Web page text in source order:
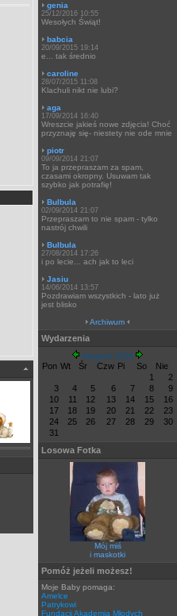
genia
25/12/2016 10:55
Wesołych Świąt!
babcia
20/09/2015 19:14
e... tak średnio
caroline
28/07/2015 11:08
Klachuli nikt nie lubi?
aga
17/09/2014 16:40
Wreszcie jakieś nowe zdjęcia! Choć
przyznaję się- niestety nie ode mnie
piotr
09/09/2014 21:07
To ja przepraszam za spam,
czasami okropny. Usuwam tak
szybko jak potrafię!
Bulbula
02/09/2014 21:07
Przepraszam to nie spam - tylko
nastrój chwili
Bulbula
27/08/2014 17:26
i po lecie... ach jak to leci
Jasiu
14/06/2014 13:57
Pozdrawiam wszystkich - lato już
jest blisko
Archiwum
Wydarzenia
Sierpień 2026
Pon Wt Śr Czw Pi So
Nie
1
2
3
4 5 6 7 8
9
10
11 12 13 14 15
16
17
18 19 20 21 22
23
24
25 26 27 28 29
30
31
Losowa Fotka
Mój miś
i maskotki
Pomóż jeżeli możesz!
Moje Baby pomaga:
Amelce
Patrykowi
Fundacji Akademia Młodych